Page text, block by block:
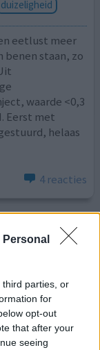
third parties, or
for
opt-out
that after your
seeing
duizeligheid
eetlust meer
benen staan, zo
waarde <0,3
Eerst met
helaas
4 reacties